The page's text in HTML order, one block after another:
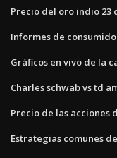
Precio del oro indio 23
Informes de
Gráficos en vivo de la
Charles schwab vs td
Precio de las acciones
Estrategias comunes